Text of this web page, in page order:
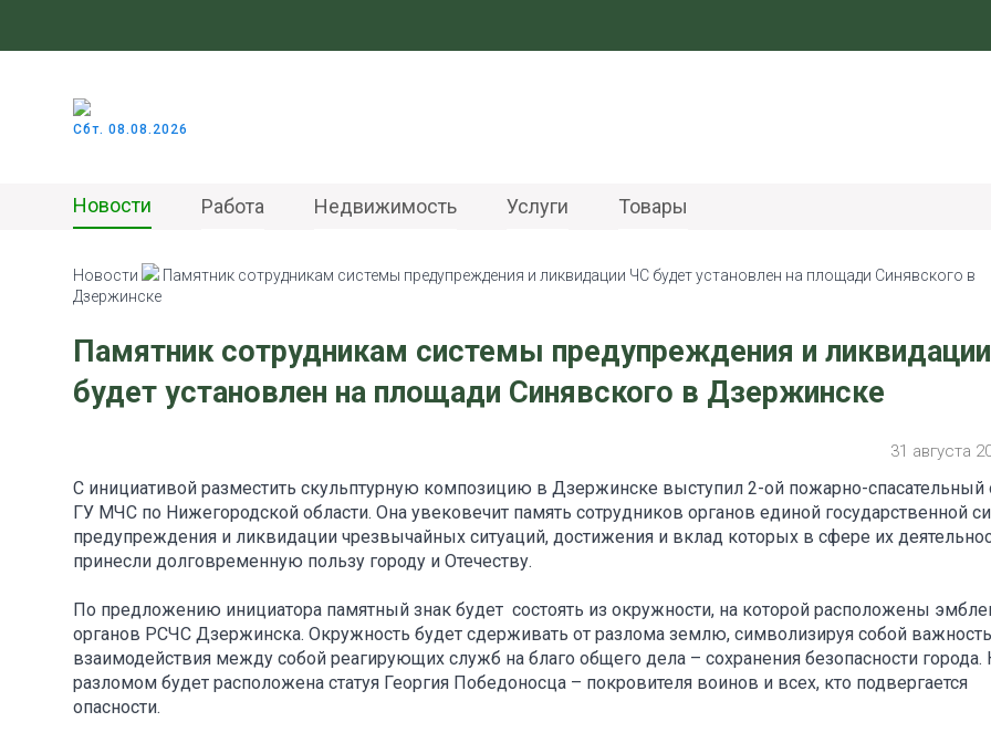
Сбт. 08.08.2026
Новости Работа Недвижимость Услуги Товары
Новости
Памятник сотрудникам системы предупреждения и ликвидации ЧС будет установлен на площади Синявского в
Дзержинске
Памятник сотрудникам системы предупреждения и
будет установлен на площади Синявского в Дзержинске
31 августа
С инициативой разместить скульптурную композицию в Дзержинске выступил 2-ой пожарно-спасательный
ГУ МЧС по Нижегородской области. Она увековечит память сотрудников органов единой государственной
предупреждения и ликвидации чрезвычайных ситуаций, достижения и вклад которых в сфере их
принесли долговременную пользу городу и Отечеству.
По предложению инициатора памятный знак будет состоять из окружности, на которой расположены
органов РСЧС Дзержинска. Окружность будет сдерживать от разлома землю, символизируя собой важность
взаимодействия между собой реагирующих служб на благо общего дела – сохранения безопасности города.
разломом будет расположена статуя Георгия Победоносца – покровителя воинов и всех, кто подвергается
опасности.